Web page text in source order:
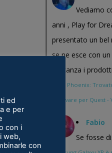
Vediamo
anni , Play for
presentato un bel
se ne esce con
sostanza i
Meta Phoenix:
firmware per Quest -
Fabio
Se fosse
ed
e per
con i
web,
con